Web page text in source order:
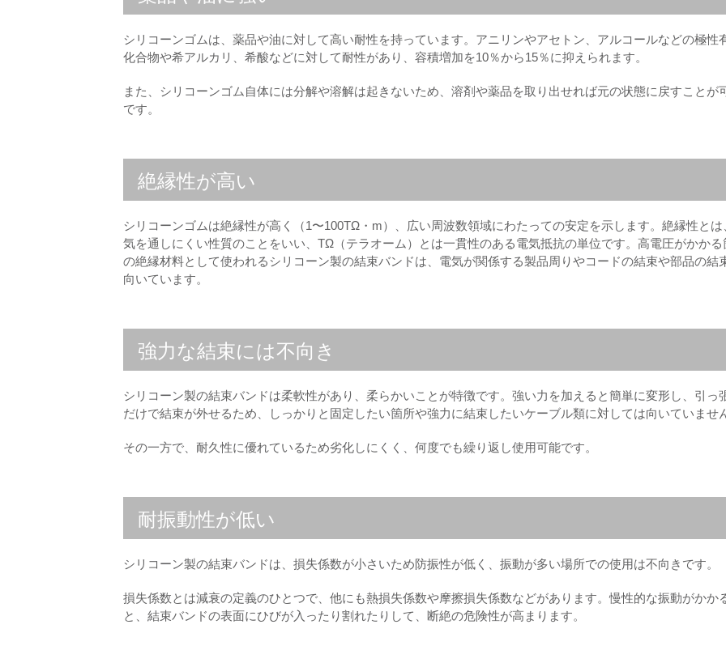
シリコーンゴムは、薬品や油に対して高い耐性を持っています。アニリンやアセトン、アルコールなどの極性
化合物や希アルカリ、希酸などに対して耐性があり、容積増加を10％から15％に抑えられます。
また、シリコーンゴム自体には分解や溶解は起きないため、溶剤や薬品を取り出せれば元の状態に戻すことが
です。
絶縁性が高い
シリコーンゴムは絶縁性が高く（1〜100TΩ・m）、広い周波数領域にわたっての安定を示します。絶縁性とは
気を通しにくい性質のことをいい、TΩ（テラオーム）とは一貫性のある電気抵抗の単位です。高電圧がかかる
の絶縁材料として使われるシリコーン製の結束バンドは、電気が関係する製品周りやコードの結束や部品の結
向いています。
強力な結束には不向き
シリコーン製の結束バンドは柔軟性があり、柔らかいことが特徴です。強い力を加えると簡単に変形し、引っ
だけで結束が外せるため、しっかりと固定したい箇所や強力に結束したいケーブル類に対しては向いていませ
その一方で、耐久性に優れているため劣化しにくく、何度でも繰り返し使用可能です。
耐振動性が低い
シリコーン製の結束バンドは、損失係数が小さいため防振性が低く、振動が多い場所での使用は不向きです。
損失係数とは減衰の定義のひとつで、他にも熱損失係数や摩擦損失係数などがあります。慢性的な振動がかか
と、結束バンドの表面にひびが入ったり割れたりして、断絶の危険性が高まります。